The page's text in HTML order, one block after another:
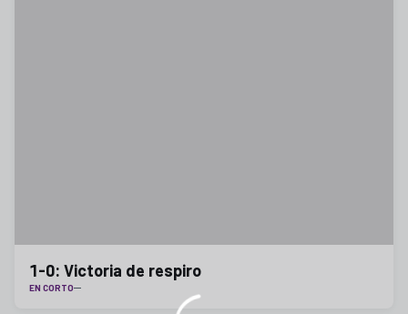
1-0: Victoria de respiro
EN CORTO